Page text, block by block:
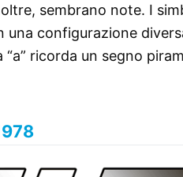
sembrano note. I
configurazione
ricorda un segno